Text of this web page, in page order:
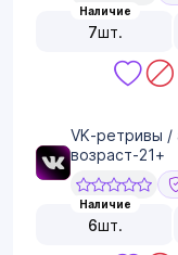
Наличие
7шт.
VK-ретривы /
возраст-21+
Наличие
6шт.